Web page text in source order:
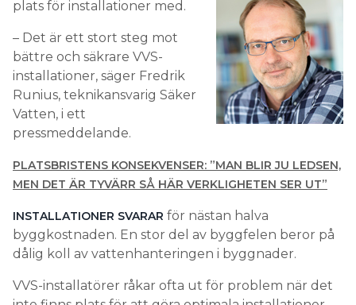
plats för installationer med.
– Det är ett stort steg mot
bättre och säkrare VVS-
installationer, säger Fredrik
Runius, teknikansvarig Säker
Vatten, i ett
pressmeddelande.
PLATSBRISTENS KONSEKVENSER: ”MAN BLIR JU LEDSEN,
MEN DET ÄR TYVÄRR SÅ HÄR VERKLIGHETEN SER UT”
INSTALLATIONER SVARAR för nästan halva
byggkostnaden. En stor del av byggfelen beror på
dålig koll av vattenhanteringen i byggnader.
VVS-installatörer råkar ofta ut för problem när det